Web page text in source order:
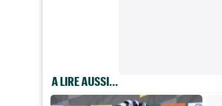
A LIRE AUSSI...